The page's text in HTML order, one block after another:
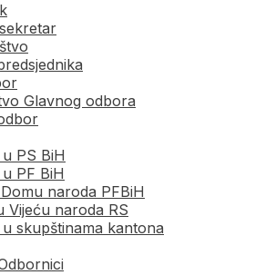
Glavnog odbora
PS BiH
PF BiH
naroda PFBiH
Vijeću naroda RS
skupštinama kantona